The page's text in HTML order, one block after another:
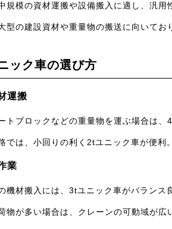
規模の資材運搬や設備搬入に適し、汎用
型の建設資材や重量物の搬送に向いてお
ック車の選び方
運搬
トブロックなどの重量物を運ぶ場合は、
では、小回りの利く2tユニック車が便利。
業
機材搬入には、3tユニック車がバランス
物が多い場合は、クレーンの可動域が広